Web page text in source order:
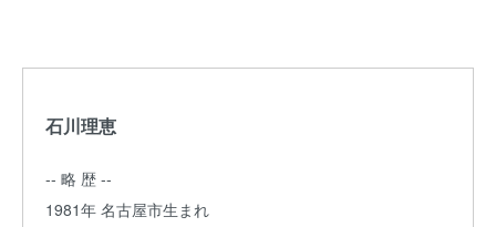
石川理恵
-- 略 歴 --
1981年 名古屋市生まれ